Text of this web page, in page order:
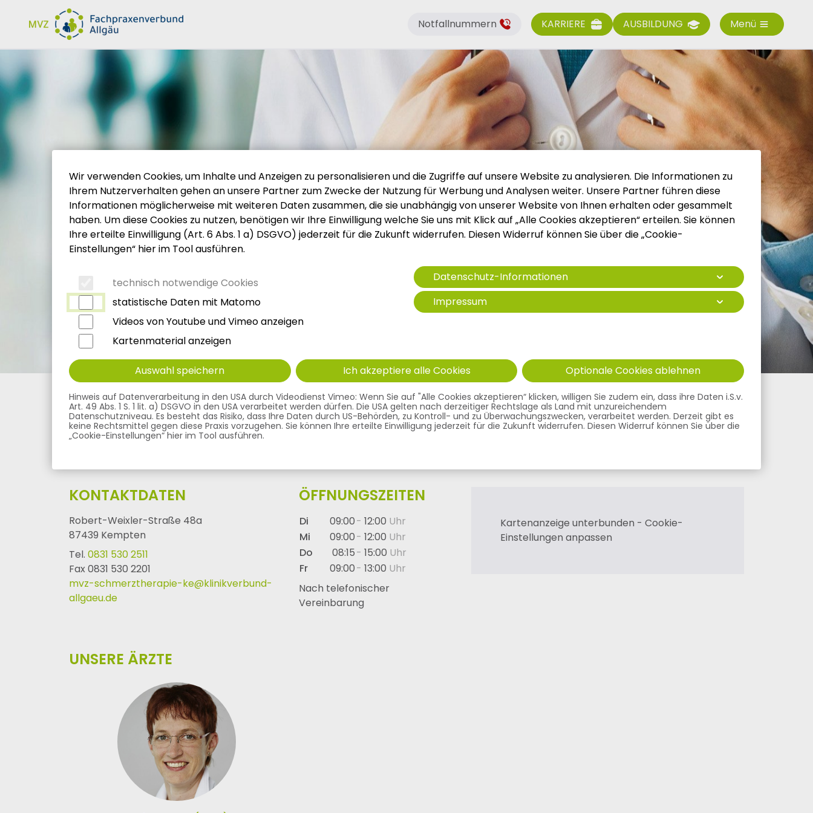
Inhalt der Seite anspringen
Informationen und Einstellungen zur Barrierefreiheit
Notfallnummern KARRIERE AUSBILDUNG Menü
MVZ Fachpraxenverbund Allgäu Praxen Interdisziplinäre Schmerzambulanz Kempten
INTERDISZIPLINÄRE SCHMERZAMBULANZ KEMPTEN
KONTAKTDATEN
Robert-Weixler-Straße 48a
87439 Kempten
Tel. 0831 530 2511
Fax 0831 530 2201
mvz-schmerztherapie-ke@klinikverbund-
allgaeu.de
ÖFFNUNGSZEITEN
Di 09:00
12:00
Mi
09:00
12:00
Do
08:15
15:00
Fr
09:00
13:00
Nach telefonischer
Vereinbarung
Kartenanzeige unterbunden - Cookie-
Einstellungen anpassen
UNSERE ÄRZTE
Wir verwenden Cookies, um Inhalte und Anzeigen zu personalisieren und die Zugriffe auf unsere Website zu analysieren. Die Informationen zu
Ihrem Nutzerverhalten gehen an unsere Partner zum Zwecke der Nutzung für Werbung und Analysen weiter. Unsere Partner führen diese
Informationen möglicherweise mit weiteren Daten zusammen, die sie unabhängig von unserer Website von Ihnen erhalten oder gesammelt
haben. Um diese Cookies zu nutzen, benötigen wir Ihre Einwilligung welche Sie uns mit Klick auf „Alle Cookies akzeptieren“ erteilen. Sie können
Ihre erteilte Einwilligung (Art. 6 Abs. 1 a) DSGVO) jederzeit für die Zukunft widerrufen. Diesen Widerruf können Sie über die „Cookie-
Einstellungen“ hier im Tool ausführen.
technisch notwendige Cookies
statistische Daten mit Matomo
Videos von Youtube und Vimeo anzeigen
Kartenmaterial anzeigen
Datenschutz-Informationen
Impressum
Auswahl speichern Ich akzeptiere alle Cookies Optionale Cookies ablehnen
Hinweis auf Datenverarbeitung in den USA durch Videodienst Vimeo: Wenn Sie auf "Alle Cookies akzeptieren“ klicken, willigen Sie zudem ein, dass ihre Daten i.S.v.
Art. 49 Abs. 1 S. 1 lit. a) DSGVO in den USA verarbeitet werden dürfen. Die USA gelten nach derzeitiger Rechtslage als Land mit unzureichendem
Datenschutzniveau. Es besteht das Risiko, dass Ihre Daten durch US-Behörden, zu Kontroll- und zu Überwachungszwecken, verarbeitet werden. Derzeit gibt es
keine Rechtsmittel gegen diese Praxis vorzugehen. Sie können Ihre erteilte Einwilligung jederzeit für die Zukunft widerrufen. Diesen Widerruf können Sie über die
„Cookie-Einstellungen“ hier im Tool ausführen.